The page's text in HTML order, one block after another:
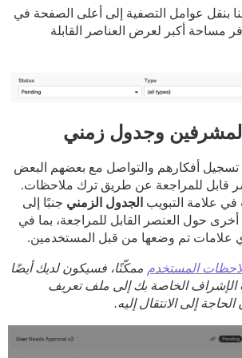
بنقل عوامل التصفية إلى أعلى الصفحة في
مساحة أكبر لعرض العناصر القابلة
وجدول زمني
تسجيل أفكارهم والتواصل مع بعضهم البعض
قابل للمراجعة عن طريق ترك ملاحظات.
علامة التبويب الجدول الزمني جنبًا إلى
حول العنصر القابل للمراجعة، بما في
علامات تم وضعها من قبل المستخدمين.
المستخدم ممكّنًا، فسيكون لديك أيضًا
الإشراف الخاصة بك إلى ملف تعريف
إلى الانتقال إليه.